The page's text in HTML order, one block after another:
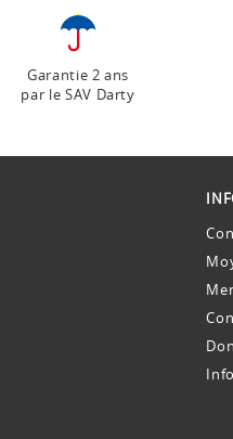
Garantie 2 ans
par le SAV Darty